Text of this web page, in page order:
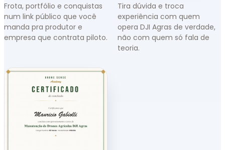
Frota, portfólio e conquistas
num link público que você
manda pra produtor e
empresa que contrata piloto.
Tira dúvida e troca
experiência com quem
opera DJI Agras de verdade,
não com quem só fala de
teoria.